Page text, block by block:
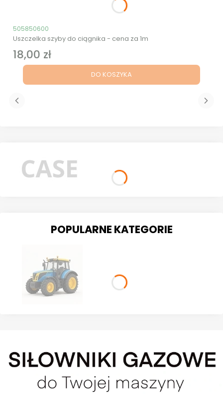
Kod produktu
505850600
Uszczelka szyby do ciągnika - cena za 1m
Cena
18,00 zł
DO KOSZYKA
POPULARNE KATEGORIE